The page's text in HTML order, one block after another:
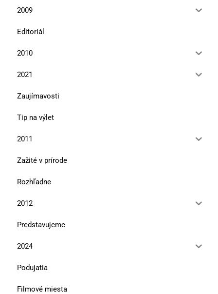
2009
Editoriál
2010
2021
Zaujímavosti
Tip na výlet
2011
Zažité v prírode
Rozhľadne
2012
Predstavujeme
2024
Podujatia
Filmové miesta